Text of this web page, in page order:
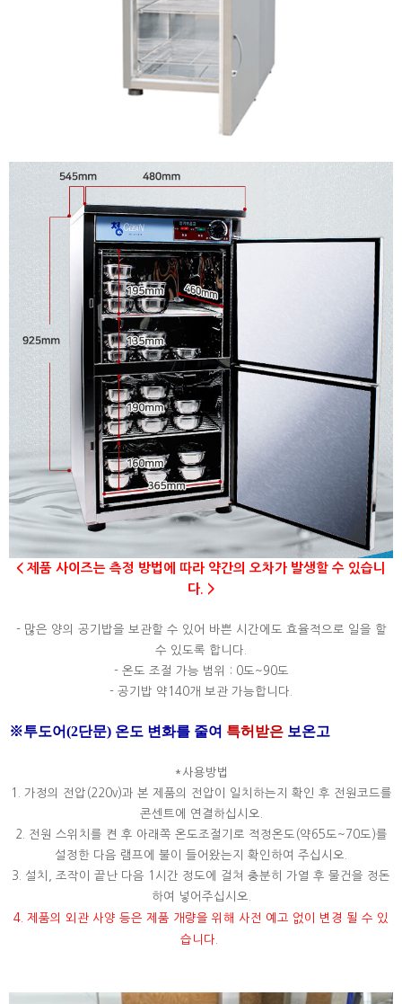
< 제품 사이즈는 측정 방법에 따라 약간의 오차가 발생할 수 있습니
다. >
- 많은 양의 공기밥을 보관할 수 있어 바쁜 시간에도 효율적으로 일을 할
수 있도록 합니다.
- 온도 조절 가능 범위 : 0도~90도
- 공기밥 약140개 보관 가능합니다.
※투도어(2단문) 온도 변화를 줄여 특허받은 보온고
*사용방법
1. 가정의 전압(220v)과 본 제품의 전압이 일치하는지 확인 후 전원코드를
콘센트에 연결하십시오.
2. 전원 스위치를 켠 후 아래쪽 온도조절기로 적정온도(약65도~70도)를
설정한 다음 램프에 불이 들어왔는지 확인하여 주십시오.
3. 설치, 조작이 끝난 다음 1시간 정도에 걸쳐 충분히 가열 후 물건을 정돈
하여 넣어주십시오.
4. 제품의 외관 사양 등은 제품 개량을 위해 사전 예고 없이 변경 될 수 있
습니다.